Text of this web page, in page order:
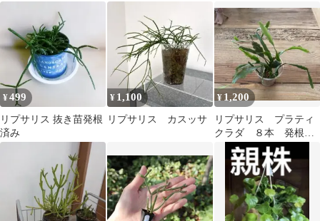
¥499
リプサリス 抜き苗発根
済み
¥ 1,100
リプサリス カスッサ
¥ 1,200
リプサリス プラティ
クラダ ８本 発根済